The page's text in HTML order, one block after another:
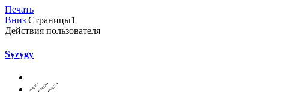
Печать
Вниз Страницы1
Действия пользователя
Syzygy